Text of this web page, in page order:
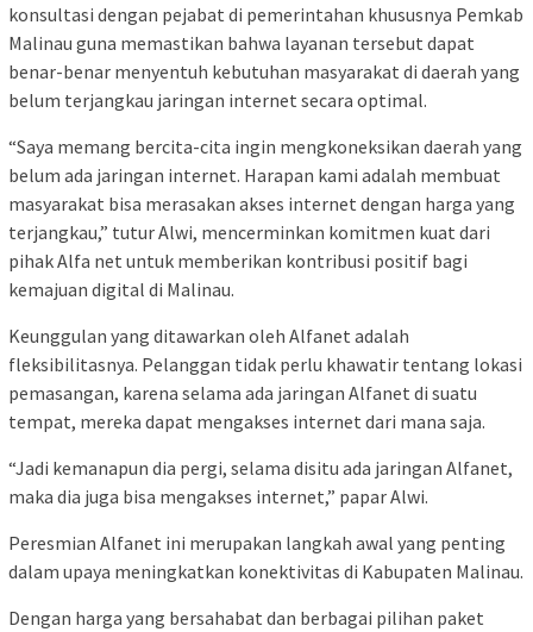
konsultasi dengan pejabat di pemerintahan khususnya Pemkab
Malinau guna memastikan bahwa layanan tersebut dapat
benar-benar menyentuh kebutuhan masyarakat di daerah yang
belum terjangkau jaringan internet secara optimal.
“Saya memang bercita-cita ingin mengkoneksikan daerah yang
belum ada jaringan internet. Harapan kami adalah membuat
masyarakat bisa merasakan akses internet dengan harga yang
terjangkau,” tutur Alwi, mencerminkan komitmen kuat dari
pihak Alfa net untuk memberikan kontribusi positif bagi
kemajuan digital di Malinau.
Keunggulan yang ditawarkan oleh Alfanet adalah
fleksibilitasnya. Pelanggan tidak perlu khawatir tentang lokasi
pemasangan, karena selama ada jaringan Alfanet di suatu
tempat, mereka dapat mengakses internet dari mana saja.
“Jadi kemanapun dia pergi, selama disitu ada jaringan Alfanet,
maka dia juga bisa mengakses internet,” papar Alwi.
Peresmian Alfanet ini merupakan langkah awal yang penting
dalam upaya meningkatkan konektivitas di Kabupaten Malinau.
Dengan harga yang bersahabat dan berbagai pilihan paket